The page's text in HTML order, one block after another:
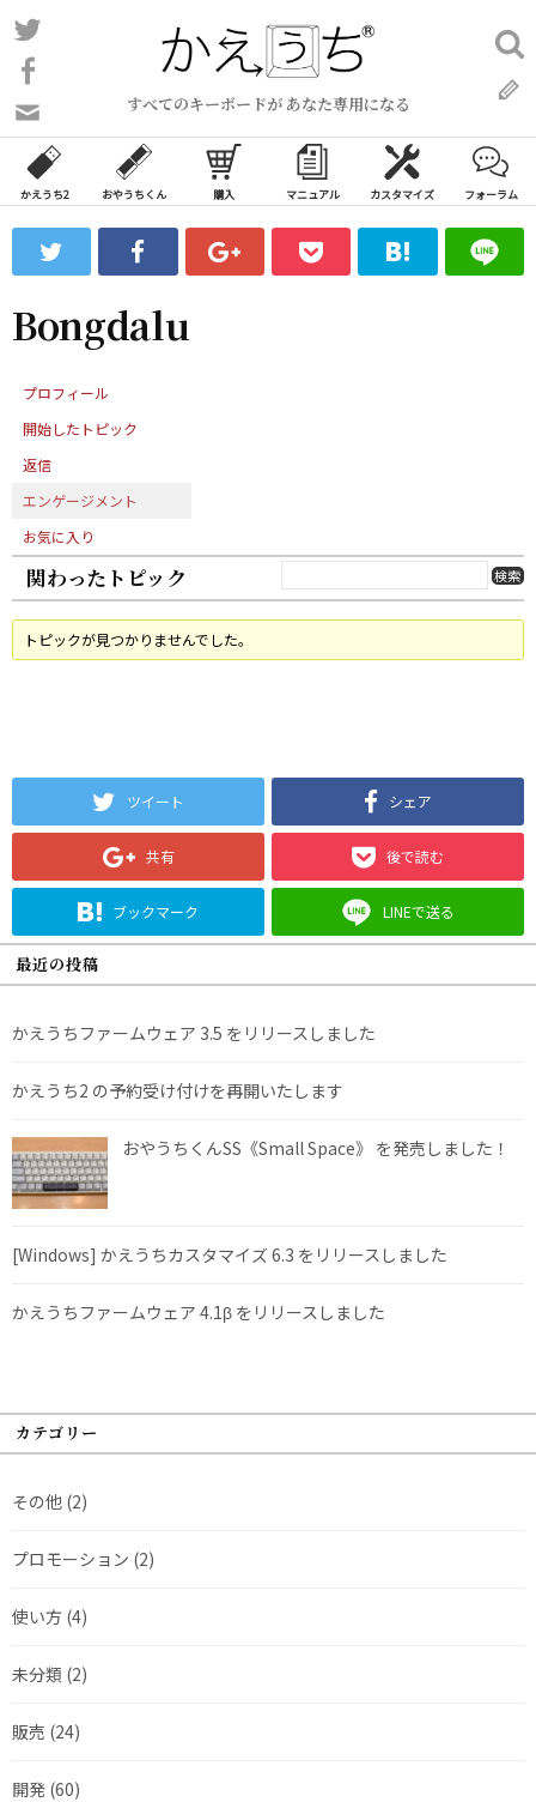
コ
ン
ン
ツ
ス
ッ
プ
すべてのキーボードが あなた専用になる
い
合
わ
フ
ォ
ム
検
索:
かえうち2 おやうちくん 購入 マニュアル カスタマイズ フォーラム
Bongdalu
プロフィール
開始したトピック
返信
エンゲージメント
お気に入り
関わったトピック
トピックが見つかりませんでした。
ツイート シェア
共有 後で読む
ブックマーク LINEで送る
最近の投稿
かえうちファームウェア 3.5 をリリースしました
かえうち2 の予約受け付けを再開いたします
おやうちくんSS《Small Space》 を発売しました！
[Windows] かえうちカスタマイズ 6.3 をリリースしました
かえうちファームウェア 4.1β をリリースしました
カテゴリー
その他 (2)
プロモーション (2)
使い方 (4)
未分類 (2)
販売 (24)
開発 (60)